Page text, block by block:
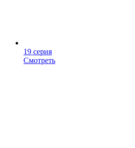
19 серия
Смотреть